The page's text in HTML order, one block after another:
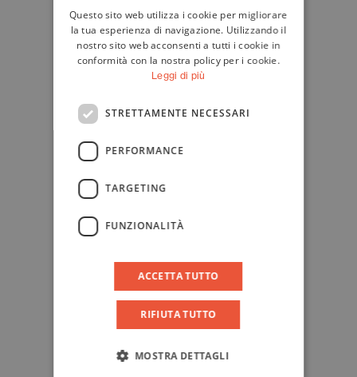
ENGLISH
Questo sito web utilizza i cookie per migliorare
la tua esperienza di navigazione. Utilizzando il
nostro sito web acconsenti a tutti i cookie in
conformità con la nostra policy per i cookie.
Leggi di più
STRETTAMENTE NECESSARI
PERFORMANCE
TARGETING
FUNZIONALITÀ
ACCETTA TUTTO
RIFIUTA TUTTO
MOSTRA DETTAGLI